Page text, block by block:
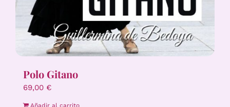
Polo Gitano
69,00 €
Añadir al carrito